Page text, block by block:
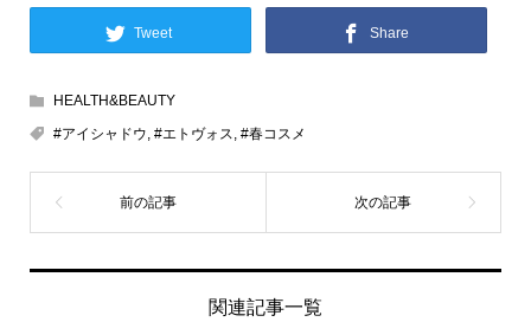
Tweet Share
HEALTH&BEAUTY
#アイシャドウ, #エトヴォス, #春コスメ
関連記事一覧